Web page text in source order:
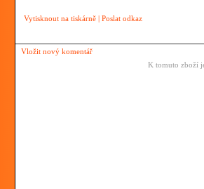
Vytisknout na tiskárně | Poslat odkaz
Vložit nový komentář
K tomuto zboží